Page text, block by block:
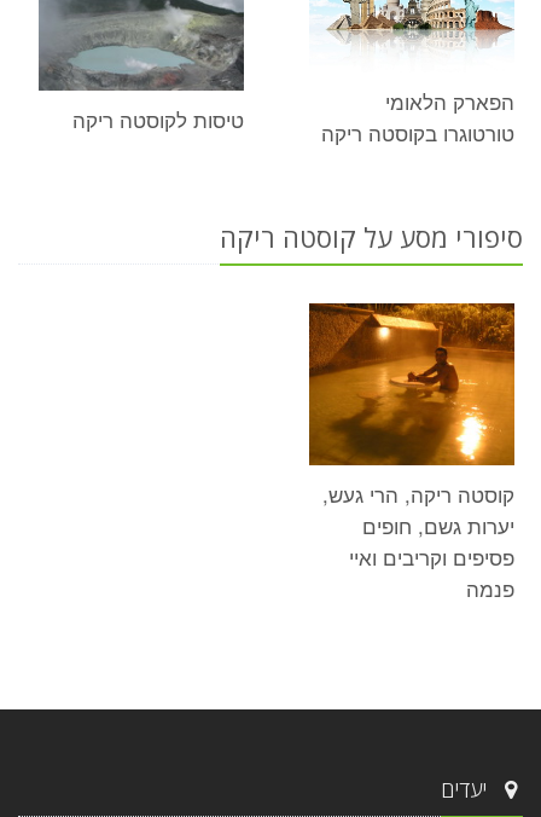
הפארק הלאומי
טורטוגרו בקוסטה ריקה
טיסות לקוסטה ריקה
סיפורי מסע על קוסטה ריקה
קוסטה ריקה, הרי געש,
יערות גשם, חופים
פסיפים וקריבים ואיי
פנמה
יעדים